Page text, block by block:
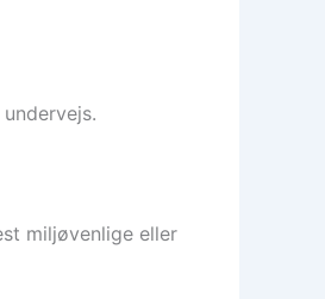
miljøvenlige eller